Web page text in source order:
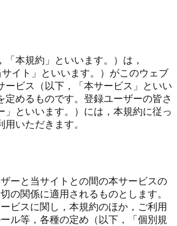
「本規約」といいます。）は，
イト」といいます。）がこのウェブ
ービス（以下，「本サービス」といい
定めるものです。登録ユーザーの皆さ
」といいます。）には，本規約に従っ
いただきます。
ーと当サイトとの間の本サービスの
の関係に適用されるものとします。
ビスに関し，本規約のほか，ご利用
ル等，各種の定め（以下，「個別規